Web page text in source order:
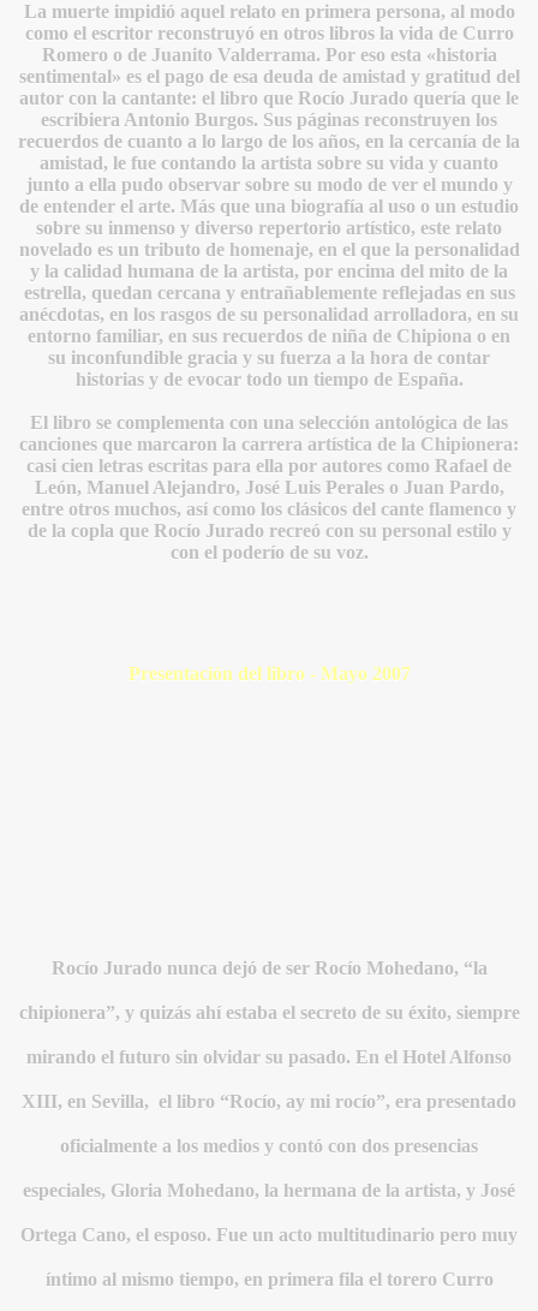
La muerte impidió aquel relato en primera persona, al modo
como el escritor reconstruyó en otros libros la vida de Curro
Romero o de Juanito Valderrama. Por eso esta «historia
sentimental» es el pago de esa deuda de amistad y gratitud del
autor con la cantante: el libro que Rocío Jurado quería que le
escribiera Antonio Burgos. Sus páginas reconstruyen los
recuerdos de cuanto a lo largo de los años, en la cercanía de la
amistad, le fue contando la artista sobre su vida y cuanto
junto a ella pudo observar sobre su modo de ver el mundo y
de entender el arte. Más que una biografía al uso o un estudio
sobre su inmenso y diverso repertorio artístico, este relato
novelado es un tributo de homenaje, en el que la personalidad
y la calidad humana de la artista, por encima del mito de la
estrella, quedan cercana y entrañablemente reflejadas en sus
anécdotas, en los rasgos de su personalidad arrolladora, en su
entorno familiar, en sus recuerdos de niña de Chipiona o en
su inconfundible gracia y su fuerza a la hora de contar
historias y de evocar todo un tiempo de España.
El libro se complementa con una selección antológica de las
canciones que marcaron la carrera artística de la Chipionera:
casi cien letras escritas para ella por autores como Rafael de
León, Manuel Alejandro, José Luis Perales o Juan Pardo,
entre otros muchos, así como los clásicos del cante flamenco y
de la copla que Rocío Jurado recreó con su personal estilo y
con el poderío de su voz.
Presentación del libro - Mayo 2007
Rocío Jurado nunca dejó de ser Rocío Mohedano, “la
chipionera”, y quizás ahí estaba el secreto de su éxito, siempre
mirando el futuro sin olvidar su pasado. En el Hotel Alfonso
XIII, en Sevilla, el libro “Rocío, ay mi rocío”, era presentado
oficialmente a los medios y contó con dos presencias
especiales, Gloria Mohedano, la hermana de la artista, y José
Ortega Cano, el esposo. Fue un acto multitudinario pero muy
íntimo al mismo tiempo, en primera fila el torero Curro